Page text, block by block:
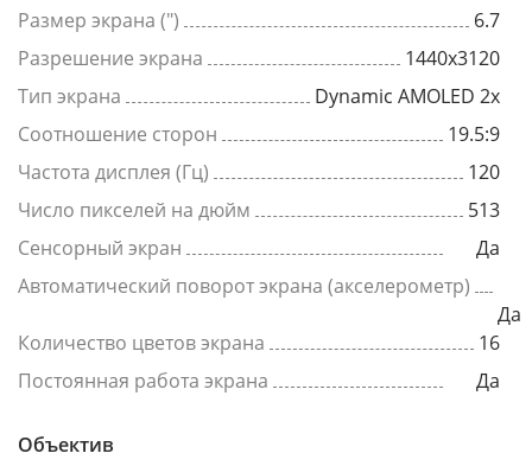
Размер экрана (")
6.7
Разрешение экрана
1440x3120
Тип экрана
Dynamic AMOLED 2x
Соотношение сторон
19.5:9
Частота дисплея (Гц)
120
Число пикселей на дюйм
513
Сенсорный экран
Да
Автоматический поворот экрана (акселерометр)
Да
Количество цветов экрана
16
Постоянная работа экрана
Да
Объектив